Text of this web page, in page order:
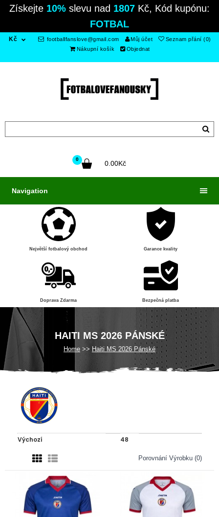
Získejte 10% slevu nad 1807 Kč, Kód kupónu:
FOTBAL
Kč footballfanslove@gmail.com Můj účet
Seznam přání (0)
Nákupní košík
Objednat
0
0.00Kč
Navigation
Největší fotbalový obchod Garance kvality
Doprava Zdarma Bezpečná platba
HAITI MS 2026 PÁNSKÉ
Home Haiti MS 2026 Pánské
Porovnání Výrobku (0)